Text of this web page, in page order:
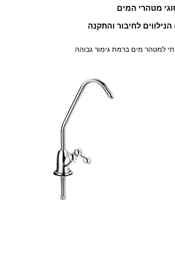
מטהרי המים
לחיבור והתקנה
למטהר מים ברמת גימור גבוהה